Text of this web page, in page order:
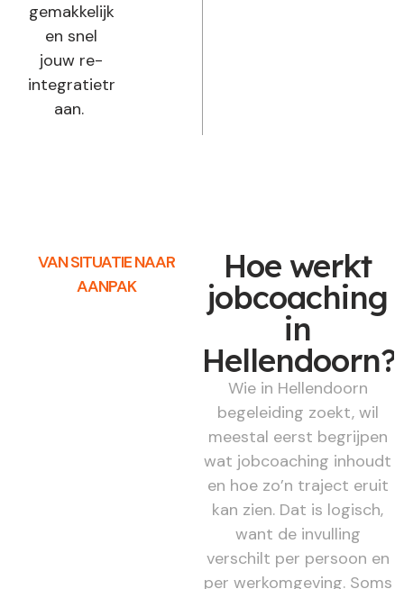
gemakkelijk
en snel
jouw re-
integratietraject
aan.
VAN SITUATIE NAAR
AANPAK
Hoe werkt
jobcoaching
in
Hellendoorn?
Wie in Hellendoorn
begeleiding zoekt, wil
meestal eerst begrijpen
wat jobcoaching inhoudt
en hoe zo’n traject eruit
kan zien. Dat is logisch,
want de invulling
verschilt per persoon en
per werkomgeving. Soms